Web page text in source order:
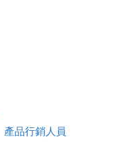
產品行銷人員